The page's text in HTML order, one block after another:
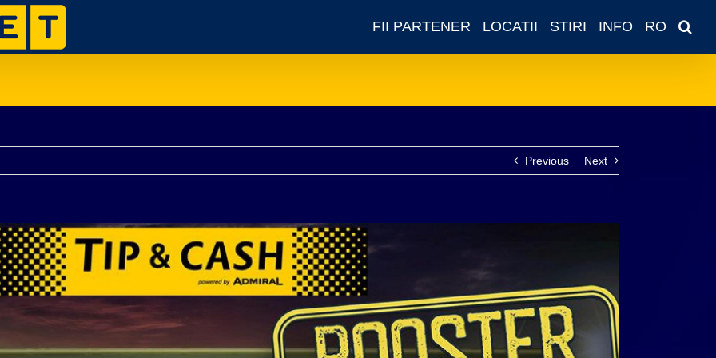
FII PARTENER LOCATII STIRI INFO RO
Previous Next